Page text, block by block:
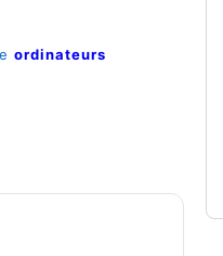
ordinateurs